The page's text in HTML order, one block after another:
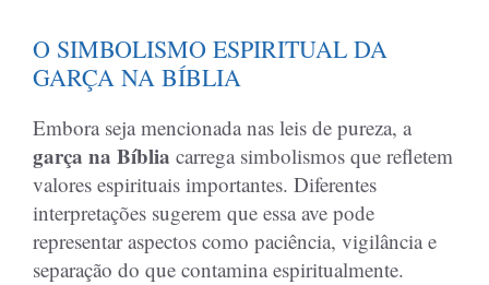
O SIMBOLISMO ESPIRITUAL DA
GARÇA NA BÍBLIA
Embora seja mencionada nas leis de pureza, a
garça na Bíblia carrega simbolismos que refletem
valores espirituais importantes. Diferentes
interpretações sugerem que essa ave pode
representar aspectos como paciência, vigilância e
separação do que contamina espiritualmente.